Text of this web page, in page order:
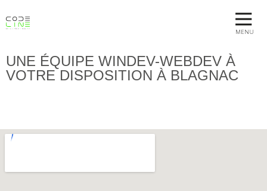
MENU
UNE ÉQUIPE WINDEV-WEBDEV À
VOTRE DISPOSITION À BLAGNAC